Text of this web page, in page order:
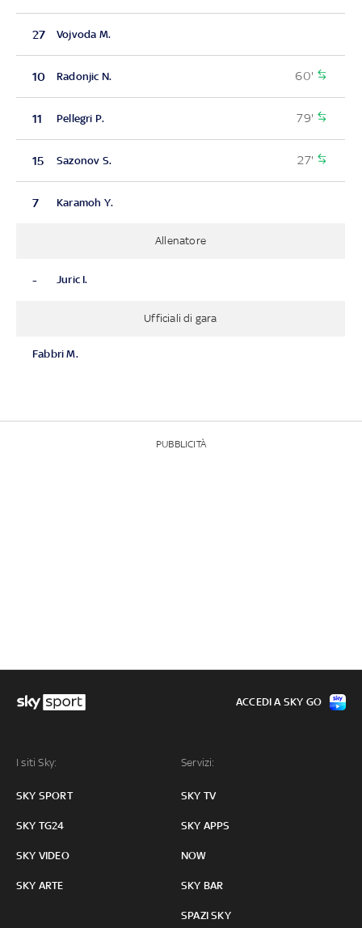
27 Vojvoda M.
10 Radonjic N. 60'
11 Pellegri P. 79'
15 Sazonov S. 27'
7 Karamoh Y.
Allenatore
- Juric I.
Ufficiali di gara
Fabbri M.
PUBBLICITÀ
I siti Sky:
SKY SPORT
SKY TG24
SKY VIDEO
SKY ARTE
Servizi:
SKY TV
SKY APPS
NOW
SKY BAR
SPAZI SKY
ACCEDI A SKY GO